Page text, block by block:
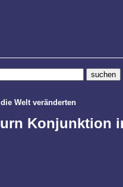
Welt veränderten
Konjunktion